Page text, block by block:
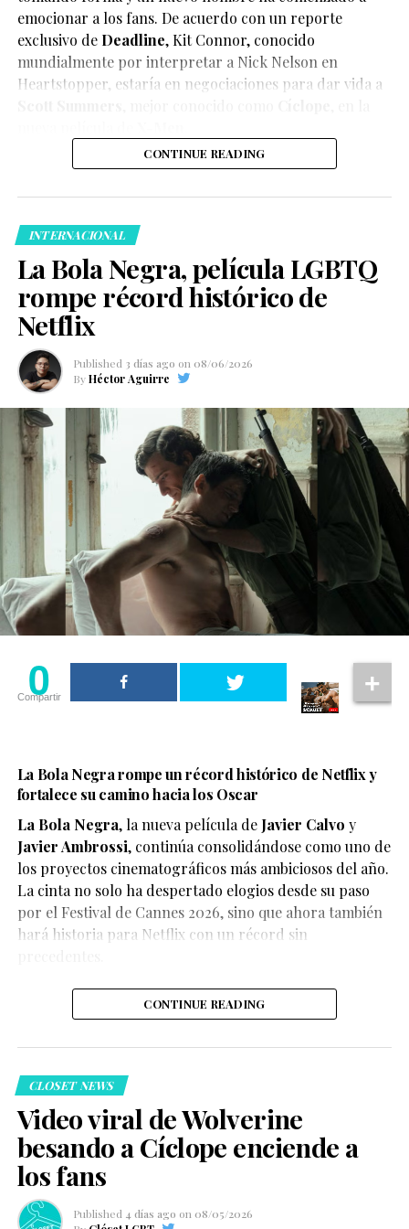
emocionar a los fans. De acuerdo con un reporte
exclusivo de Deadline,Kit Connor, conocido
mundialmente por interpretar a Nick Nelson en
Heartstopper, estaría en negociaciones para dar vida a
Según el medio estadounidense, Marvel Studios realizó
para interpretar al líder de los mutantes en el esperado
reinicio de la franquicia.
Hasta el momento, Marvel Studios no ha confirmado
oficialmente el casting, por lo que la información
debe considerarse un reporte y no un anuncio
oficial.
CONTINUE READING
INTERNACIONAL
La Bola Negra, película LGBTQ
rompe récord histórico de
Netflix
Published 3 días ago on 08/06/2026
By Héctor Aguirre
0
Compartir
La Bola Negra rompe un récord histórico de Netflix y
fortalece su camino hacia los Oscar
La Bola Negra, la nueva película de Javier Calvo y
Javier Ambrossi, continúa consolidándose como uno de
los proyectos cinematográficos más ambiciosos del año.
La cinta no solo ha despertado elogios desde su paso
por el Festival de Cannes 2026, sino que ahora también
hará historia para Netflix con un récord sin
CONTINUE READING
CLOSET NEWS
Video viral de Wolverine
besando a Cíclope enciende a
los fans
Published 4 días ago on 08/05/2026